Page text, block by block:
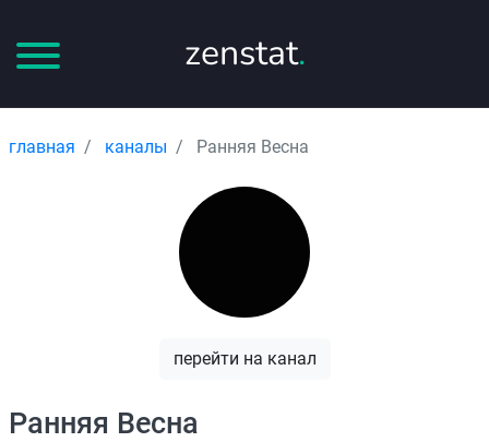
zenstat.
главная каналы Ранняя Весна
перейти на канал
Ранняя Весна